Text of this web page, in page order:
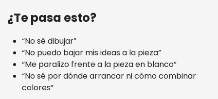
¿Te pasa esto?
“No sé dibujar”
“No puedo bajar mis ideas a la pieza”
“Me paralizo frente a la pieza en blanco”
“No sé por dónde arrancar ni cómo combinar
colores”